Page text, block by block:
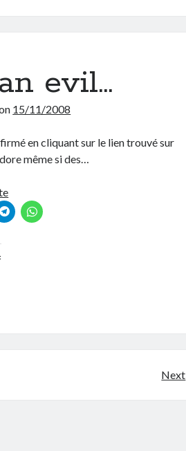
evil…
15/11/2008
en cliquant sur le lien trouvé sur
même si des…
My
cat
is
Next